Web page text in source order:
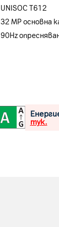
UNISOC T612
32 MP основна
90Hz
тук.